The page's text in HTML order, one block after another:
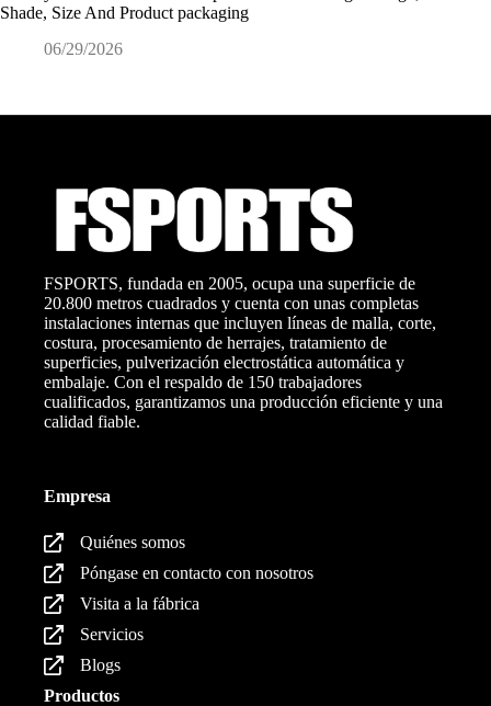
Shade, Size And Product packaging
06/29/2026
FSPORTS, fundada en 2005, ocupa una superficie de
20.800 metros cuadrados y cuenta con unas completas
instalaciones internas que incluyen líneas de malla, corte,
costura, procesamiento de herrajes, tratamiento de
superficies, pulverización electrostática automática y
embalaje. Con el respaldo de 150 trabajadores
cualificados, garantizamos una producción eficiente y una
calidad fiable.
Empresa
Quiénes somos
Póngase en contacto con nosotros
Visita a la fábrica
Servicios
Blogs
Productos